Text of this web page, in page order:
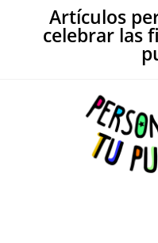
contenido
Artículos
celebrar las